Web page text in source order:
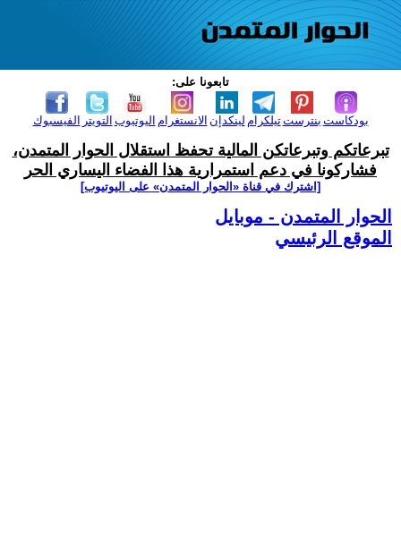
تابعونا على:
الفيسبوك التويتر اليوتيوب الانستغرام لينكدإن تيلكرامبنترست بودكاست
تبرعاتكم وتبرعاتكن المالية تحفظ استقلال الحوار المتمدن،
فشاركونا في دعم استمرارية هذا الفضاء اليساري الحر
[اشترك في قناة ‫«الحوار المتمدن» على اليوتيوب]
الحوار المتمدن - موبايل
الموقع الرئيسي